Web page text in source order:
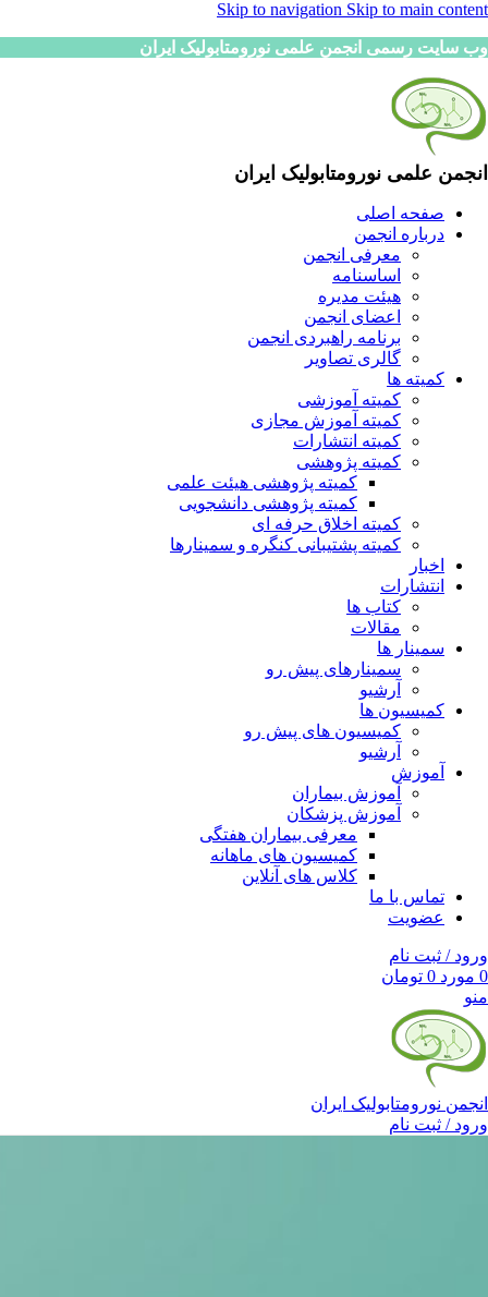
Skip to navigation Skip to main content
وب سایت رسمی انجمن علمی نورومتابولیک ایران
انجمن علمی نورومتابولیک ایران
صفحه اصلی
درباره انجمن
معرفی انجمن
اساسنامه
هیئت مدیره
اعضای انجمن
برنامه راهبردی انجمن
گالری تصاویر
کمیته ها
کمیته آموزشی
کمیته آموزش مجازی
کمیته انتشارات
کمیته پژوهشی
کمیته پژوهشی هیئت علمی
کمیته پژوهشی دانشجویی
کمیته اخلاق حرفه ای
کمیته پشتیبانی کنگره و سمینارها
اخبار
انتشارات
کتاب ها
مقالات
سمینار ها
سمینارهای پیش رو
آرشیو
کمیسیون ها
کمیسیون های پیش رو
آرشیو
آموزش
آموزش بیماران
آموزش پزشکان
معرفی بیماران هفتگی
کمیسیون های ماهانه
کلاس های آنلاین
تماس با ما
عضویت
ورود / ثبت نام
0 مورد 0 تومان
منو
انجمن نورومتابولیک ایران
ورود / ثبت نام